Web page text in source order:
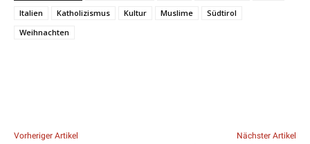
Italien
Katholizismus Kultur Muslime
Südtirol
Weihnachten
Vorheriger Artikel Nächster Artikel